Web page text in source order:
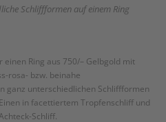
Schliffformen auf einem Ring
Ring aus 750/– Gelbgold mit
rosa- bzw. beinahe
ganz unterschiedlichen Schliffformen
in facettiertem Tropfenschliff und
Schliff.